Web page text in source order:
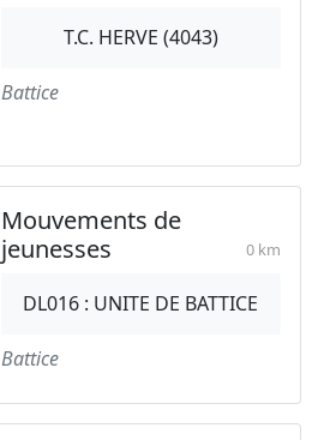
T.C. HERVE (4043)
Battice
Mouvements de
jeunesses
0 km
DL016 : UNITE DE BATTICE
Battice